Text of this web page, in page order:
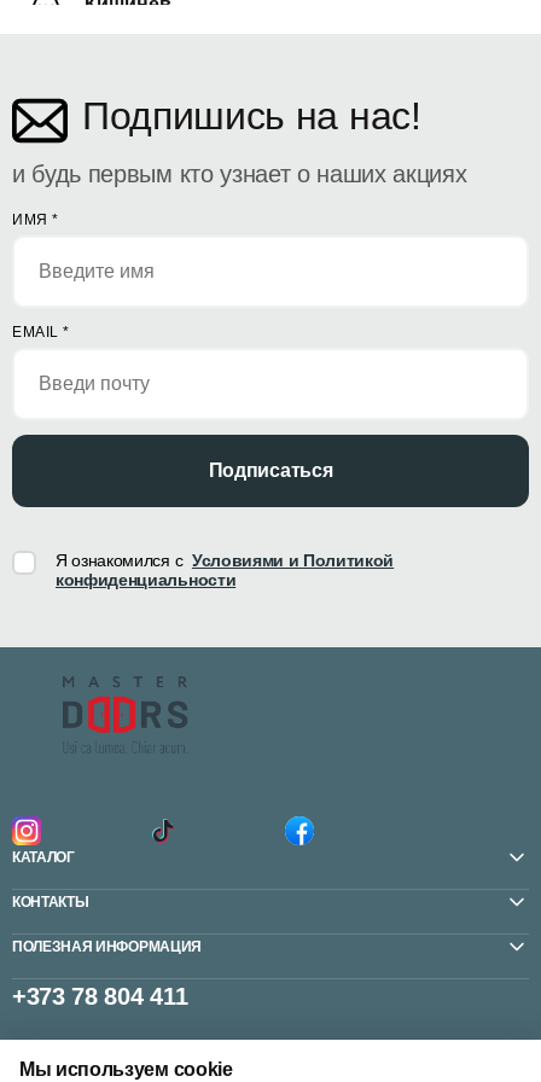
Кишинёв
Подпишись на нас!
и будь первым кто узнает о наших акциях
ИМЯ *
EMAIL *
Подписаться
Я ознакомился с Условиями и Политикой
конфиденциальности
КАТАЛОГ
КОНТАКТЫ
ПОЛЕЗНАЯ ИНФОРМАЦИЯ
+373 78 804 411
Мы используем cookie